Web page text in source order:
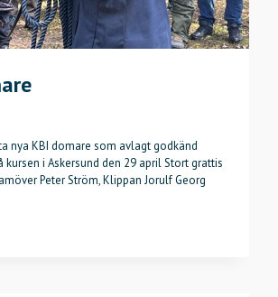
nya KBI domare som avlagt godkänd
i Askersund den 29 april Stort grattis
Peter Ström, Klippan Jorulf Georg